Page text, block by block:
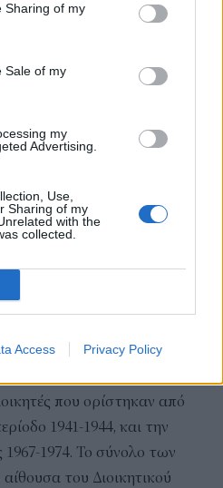
Sharing of my
Sale of my
my
Advertising.
Use,
Sharing of my
with the
collected.
Access Privacy Policy
Θρ. Ζαΐμης, Δημήτριος E.
Αλέξανδρος Γ.
διετέλεσαν
πρωθυπουργοί της χώρας
Τράπεζας διετέλεσαν,
της ελληνικής
της Βουλής,
νομομαθείς,
κ.λπ.
όπως επισημαίνεται από
από νωρίς, να
της μετά την
που ορίστηκαν από
1941-1944, και την
1967-1974. Το σύνολο των
του Διοικητικού